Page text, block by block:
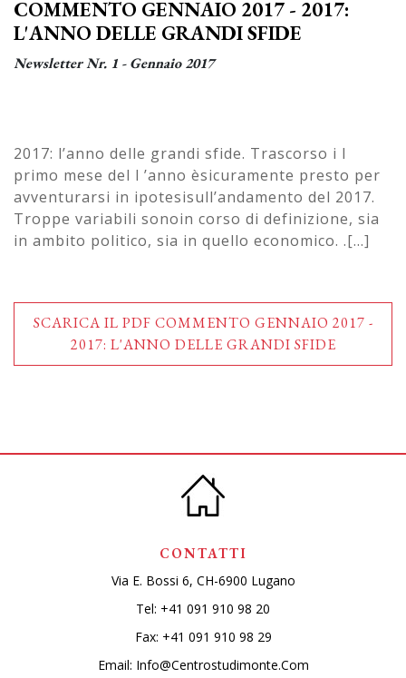
COMMENTO GENNAIO 2017 - 2017:
L'ANNO DELLE GRANDI SFIDE
Newsletter Nr. 1 - Gennaio 2017
2017: l’anno delle grandi sfide. Trascorso i l
primo mese del l ’anno èsicuramente presto per
avventurarsi in ipotesisull’andamento del 2017.
Troppe variabili sonoin corso di definizione, sia
in ambito politico, sia in quello economico. .[...]
SCARICA IL PDF COMMENTO GENNAIO 2017 -
2017: L'ANNO DELLE GRANDI SFIDE
CONTATTI
Via E. Bossi 6, CH-6900 Lugano
Tel: +41 091 910 98 20
Fax: +41 091 910 98 29
Email: Info@centrostudimonte.com